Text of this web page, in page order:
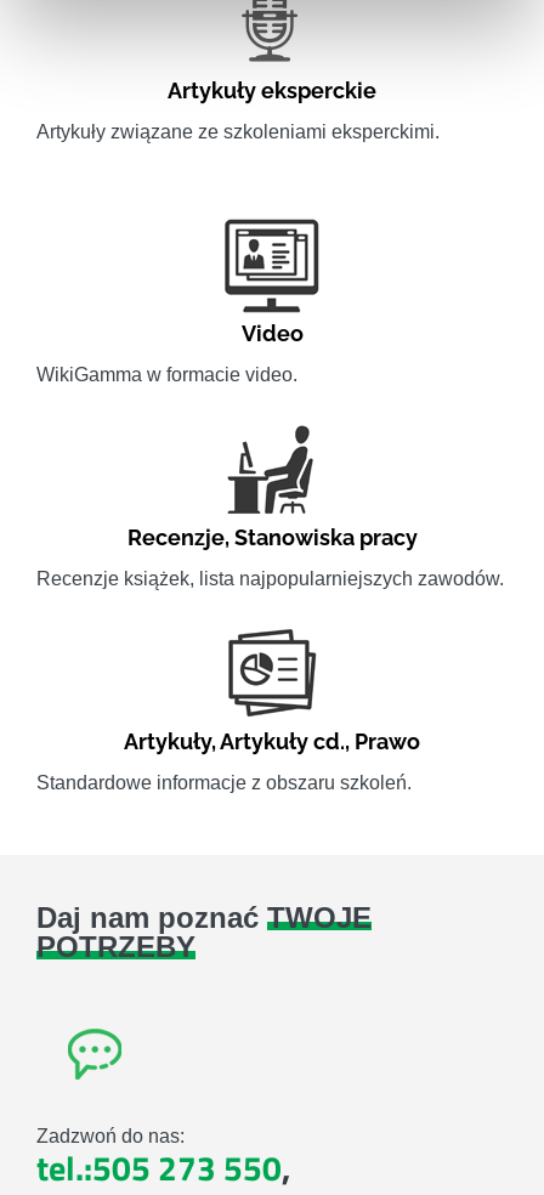
Artykuły eksperckie
Artykuły związane ze szkoleniami eksperckimi.
Video
WikiGamma w formacie video.
Recenzje,Stanowiska pracy
Recenzje książek, lista najpopularniejszych zawodów.
Artykuły,Artykuły cd., Prawo
Standardowe informacje z obszaru szkoleń.
Daj nam poznać TWOJE
POTRZEBY
Zadzwoń do nas:
tel.:505 273 550,